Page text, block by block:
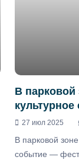
В парковой
27 июл 2025
В парковой
событие —